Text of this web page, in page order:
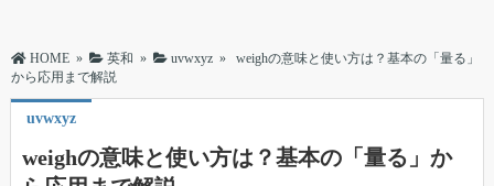
HOME » 英和 » uvwxyz »
weighの意味と使い方は？基本の「量る」
から応用まで解説
uvwxyz
weighの意味と使い方は？基本の「量る」か